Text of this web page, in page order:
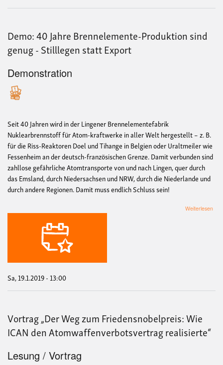
Demo: 40 Jahre Brennelemente-Produktion sind
genug - Stilllegen statt Export
Demonstration
Seit 40 Jahren wird in der Lingener Brennelementefabrik
Nuklearbrennstoff für Atom-kraftwerke in aller Welt hergestellt – z. B.
für die Riss-Reaktoren Doel und Tihange in Belgien oder Uraltmeiler wie
Fessenheim an der deutsch-französischen Grenze. Damit verbunden sind
zahllose gefährliche Atomtransporte von und nach Lingen, quer durch
das Emsland, durch Niedersachsen und NRW, durch die Niederlande und
durch andere Regionen. Damit muss endlich Schluss sein!
Weiterlesen
statt
Sa, 19.1.2019 - 13:00
Vortrag „Der Weg zum Friedensnobelpreis: Wie
ICAN den Atomwaffenverbotsvertrag realisierte“
Lesung / Vortrag